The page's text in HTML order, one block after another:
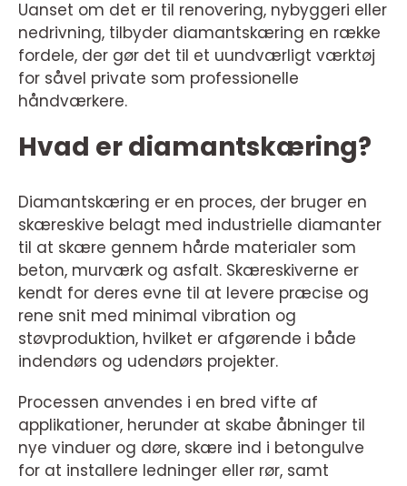
Uanset om det er til renovering, nybyggeri eller
nedrivning, tilbyder diamantskæring en række
fordele, der gør det til et uundværligt værktøj
for såvel private som professionelle
håndværkere.
Hvad er diamantskæring?
Diamantskæring er en proces, der bruger en
skæreskive belagt med industrielle diamanter
til at skære gennem hårde materialer som
beton, murværk og asfalt. Skæreskiverne er
kendt for deres evne til at levere præcise og
rene snit med minimal vibration og
støvproduktion, hvilket er afgørende i både
indendørs og udendørs projekter.
Processen anvendes i en bred vifte af
applikationer, herunder at skabe åbninger til
nye vinduer og døre, skære ind i betongulve
for at installere ledninger eller rør, samt